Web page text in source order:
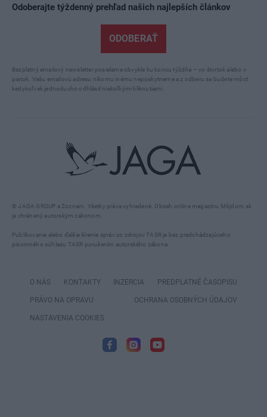
© JAGA GROUP a Zoznam. Všetky práva vyhradené. Obsah online magazínu Môjdom.sk
je chránený autorským zákonom.
Publikovanie alebo ďalšie šírenie správ zo zdrojov TASR je bez predchádzajúceho
písomného súhlasu TASR porušením autorského zákona.
Odoberajte týždenný prehľad našich najlepších článkov
ODOBERAŤ
Bezplatný emailový newsletter posielame obvykle ku koncu týždňa – vo štvrtok alebo v
piatok. Vašu emailovú adresu nikomu inému neposkytneme a z odberu sa budete môcť
kedykoľvek jednoducho odhlásiť niekoľkými kliknutiami.
O NÁS KONTAKTY INZERCIA PREDPLATNÉ ČASOPISU
PRÁVO NA OPRAVU OCHRANA OSOBNÝCH ÚDAJOV
NASTAVENIA COOKIES